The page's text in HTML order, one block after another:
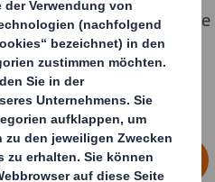
Dieser Traum wurde
ein Semester an der
Von seinen Eindrücken
Interview.